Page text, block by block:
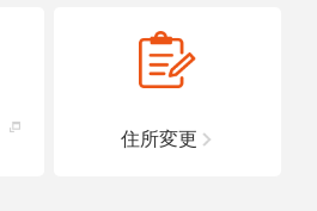
住所変更